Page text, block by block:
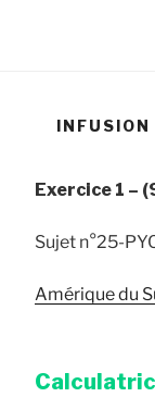
Exercice 1 –
Sujet n°25-
Amérique du